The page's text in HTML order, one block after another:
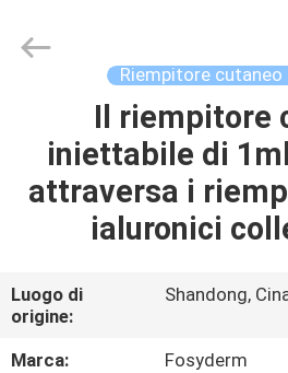
PRODOTTI
DI
NOI
International
Trading
Riempitore
Il riempitore
iniettabile di
attraversa i
ialuronici
Luogo di
origine:
Shandong,
Marca:
Fosyderm